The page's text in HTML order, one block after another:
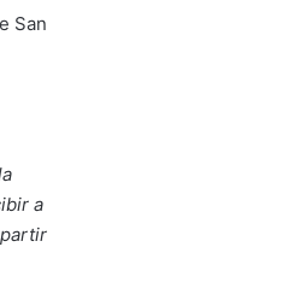
San
a